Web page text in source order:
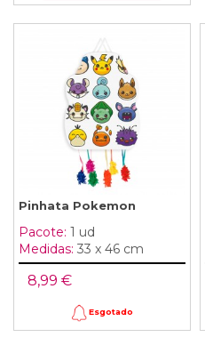
Pinhata Pokemon
Pacote: 1 ud
Medidas: 33 x 46 cm
8,99 €
Esgotado